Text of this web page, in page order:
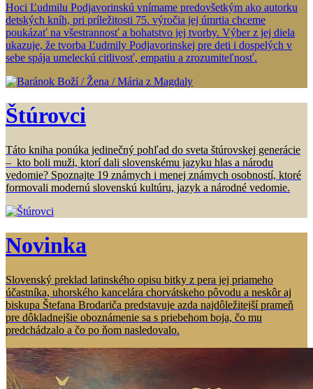
Hoci Ľudmilu Podjavorinskú vnímame predovšetkým ako autorku
detských kníh, pri príležitosti 75. výročia jej úmrtia chceme
poukázať na všestrannosť a bohatstvo jej tvorby. Výber z jej diela
ukazuje, že tvorba Ľudmily Podjavorinskej pre deti i dospelých v
sebe spája umeleckú citlivosť, empatiu a zrozumiteľnosť.
Štúrovci
Táto kniha ponúka jedinečný pohľad do sveta štúrovskej generácie
– kto boli muži, ktorí dali slovenskému jazyku hlas a národu
vedomie? Spoznajte 19 známych i menej známych osobností, ktoré
formovali modernú slovenskú kultúru, jazyk a národné vedomie.
Novinka
Slovenský preklad latinského opisu bitky z pera jej priameho
účastníka, uhorského kancelára chorvátskeho pôvodu a neskôr aj
biskupa Štefana Brodariča predstavuje azda najdôležitejší prameň
pre dôkladnejšie oboznámenie sa s priebehom boja, čo mu
predchádzalo a čo po ňom nasledovalo.